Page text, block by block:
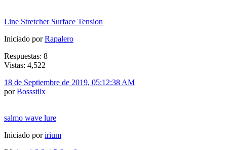
Line Stretcher Surface Tension
Iniciado porRapalero
Respuestas: 8
Vistas: 4,522
18 de Septiembre de 2019, 05:12:38 AM
porBossstilx
salmo wave lure
Iniciado poririum